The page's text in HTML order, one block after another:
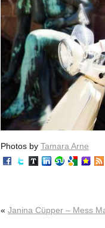
Photos byTamara Arne
«Janina Cüpper – Mess